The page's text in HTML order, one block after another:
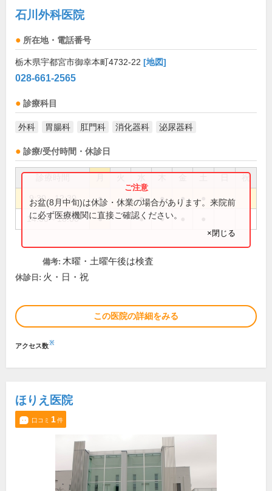
石川外科医院
所在地・電話番号
栃木県宇都宮市御幸本町4732-22 [地図]
028-661-2565
診療科目
外科 胃腸科 肛門科 消化器科 泌尿器科
診療/受付時間・休診日
祝
9:30～12:30 ● ● ● ●
14:00～18:00 ● ● ●
お盆(8月中旬)は休診・休業の場合があります。来院前
に必ず医療機関に直接ご確認ください。
×閉じる
備考: 木曜・土曜午後は検査
休診日: 火・日・祝
この医院の詳細をみる
アクセス数※
ほりえ医院
口コミ 1件